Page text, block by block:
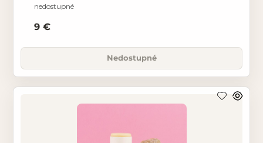
klasickým tuhým
nedostupné
9 €
Nedostupné